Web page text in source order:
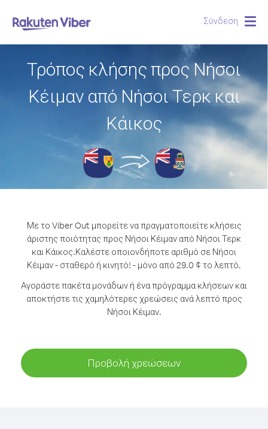
Σύνδεση
Τρόπος κλήσης προς Νήσοι
Κέιμαν από Νήσοι Τερκ και
Κάικος
Με το Viber Out μπορείτε να πραγματοποιείτε κλήσεις
άριστης ποιότητας προς Νήσοι Κέιμαν από Νήσοι Τερκ
και Κάικος.Καλέστε οποιονδήποτε αριθμό σε Νήσοι
Κέιμαν - σταθερό ή κινητό! - μόνο από 29.0 ¢ το λεπτό.
Αγοράστε πακέτα μονάδων ή ένα πρόγραμμα κλήσεων και
αποκτήστε τις χαμηλότερες χρεώσεις ανά λεπτό προς
Νήσοι Κέιμαν.
Προβολή χρεώσεων